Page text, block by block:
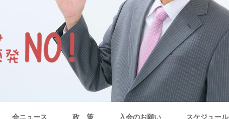
会ニュース 政 策 入会のお願い スケジュール